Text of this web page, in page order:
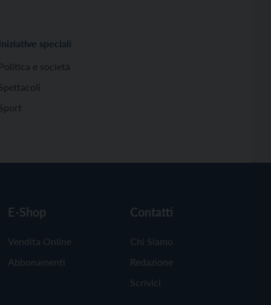
Iniziative speciali
Politica e società
E-Shop
Vendita Online
Abbonamenti
Contatti
Chi Siamo
Redazione
Scrivici